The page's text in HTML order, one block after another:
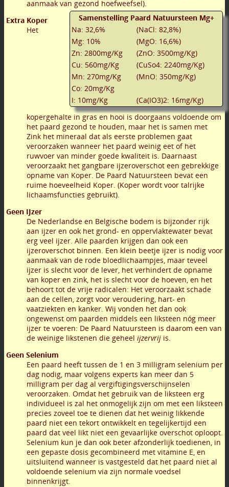
aanmaak van gezond hoefweefsel).
Samenstelling Paard Natuursteen Mg+
Na: 32,6%
(NaCl: 82,8%)
Mg: 10%
(MgO: 16,6%)
Zn: 2800mg/Kg
(ZnO: 3500mg/Kg)
Cu: 560mg/Kg
(CuSo4: 2240mg/Kg)
Mn: 270mg/Kg
(MnO: 350mg/Kg)
Co: 20mg/Kg
I: 10mg/Kg
(Ca(IO3)2: 16mg/Kg)
Extra Koper
Het
kopergehalte in gras en hooi is doorgaans voldoende om
het paard gezond te houden, maar het is samen met
Zink het mineraal dat als eerste problemen gaat
veroorzaken wanneer het paard weinig eet of het
ruwvoer van minder goede kwaliteit is. Daarnaast
veroorzaakt het gangbare ijzeroverschot een gebrekkige
opname van Koper. De Paard Natuursteen bevat een
ruime hoeveelheid Koper. (Koper wordt voor talrijke
lichaamsfuncties gebruikt).
Geen IJzer
De Nederlandse en Belgische bodem is bijzonder rijk
aan ijzer en ook het grond- en oppervlaktewater bevat
erg veel ijzer. Alle paarden krijgen dan ook een
ijzeroverschot binnen. Een klein beetje ijzer is nodig voor
aanmaak van de rode bloedlichaampjes, maar teveel
ijzer is slecht voor de lever, het verhindert de opname
van koper en zink, het is slecht voor de hoeven, en het
behoort tot de vrije radicalen: Het veroorzaakt schade
aan de cellen, zorgt voor veroudering, hart- en
vaatziekten en kanker. Wij vonden het dan ook
ongewenst om paarden middels een liksteen nóg meer
ijzer te voeren: De Paard Natuursteen is daarom een van
de weinige likstenen die geheel ijzervrij is.
Geen Selenium
Een paard heeft tussen de 1 en 3 milligram selenium per
dag nodig, maar volgens experts kan meer dan 5
milligram per dag al vergiftigingsverschijnselen
veroorzaken. Omdat het gebruik van de liksteen erg
individueel is zal het onmogelijk zijn om met een liksteen
precies zoveel toe te dienen dat het weinig likkende
paard niet een tekort ontwikkelt en tegelijkertijd een
paard dat veel likt niet een gevaarlijke overschot oploopt.
Selenium kun je dan ook beter afzonderlijk toedienen, in
een gepaste dosis gecombineerd met vitamine E, en
uitsluitend wanneer is vastgesteld dat het paard niet al
voldoende selenium via zijn normale voedsel
binnenkrijgt.